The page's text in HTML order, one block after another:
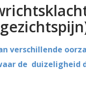
verschillende
de duizeligheid